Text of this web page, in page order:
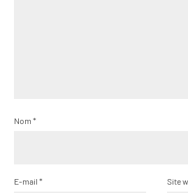
Nom *
E-mail * Site